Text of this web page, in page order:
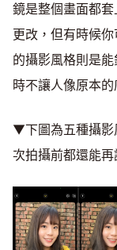
鏡是整個畫面都
更改，但有時候
的攝影風格則是
時不讓人像原本
▼下圖為五種攝影
次拍攝前都還能